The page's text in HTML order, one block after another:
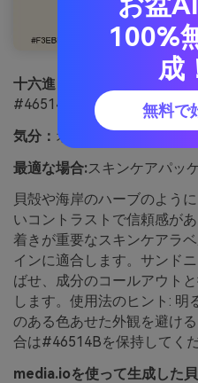
十六進：
#F3EBDD
#46514B
気分： オーガニック、柔ら
最適な場合:スキンケアパッ
貝殻や海岸のハーブのよう
いコントラストで信頼感が
着きが重要なスキンケアラ
インに適合します。サンド
ばせ、成分のコールアウト
します。使用法のヒント: 明
のある色あせた外観を避け
合は#46514Bを保持してくだ
media.ioを使って生成した
100%
成
無料で